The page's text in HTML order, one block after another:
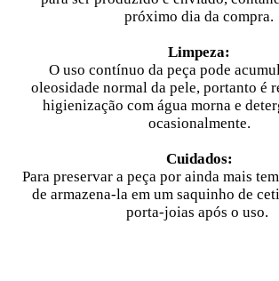
próximo dia da compra.
Limpeza:
O uso contínuo da peça pode
oleosidade normal da pele, portanto é
higienização com água morna e
ocasionalmente.
Cuidados:
Para preservar a peça por ainda mais
de armazena-la em um saquinho de
porta-joias após o uso.